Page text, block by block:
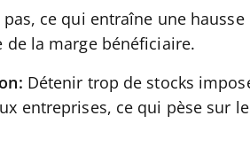
ce qui entraîne une hausse
de la marge bénéficiaire.
Détenir trop de stocks
entreprises, ce qui pèse sur